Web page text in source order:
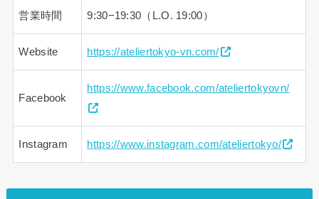
営業時間 9:30−19:30（L.O. 19:00）
Website https://ateliertokyo-vn.com/
Facebook
https://www.facebook.com/ateliertokyovn/
Instagram https://www.instagram.com/ateliertokyo/